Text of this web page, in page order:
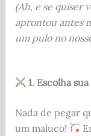
(Ah, e se quiser
aprontou antes
um pulo no
1. Escolha
Nada de pegar
um maluco!